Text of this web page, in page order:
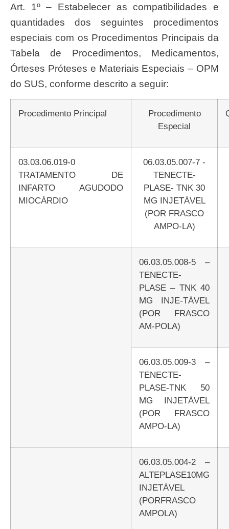
Art. 1º – Estabelecer as compatibilidades e
quantidades dos seguintes procedimentos
especiais com os Procedimentos Principais da
Tabela de Procedimentos, Medicamentos,
Órteses Próteses e Materiais Especiais – OPM
do SUS, conforme descrito a seguir:
Procedimento Principal
Procedimento
Especial
03.03.06.019-0
TRATAMENTO DE
INFARTO AGUDODO
MIOCÁRDIO
06.03.05.007-7 -
TENECTE-
PLASE- TNK 30
MG INJETÁVEL
(POR FRASCO
AMPO-LA)
06.03.05.008-5 –
TENECTE-
PLASE – TNK 40
MG INJE-TÁVEL
(POR FRASCO
AM-POLA)
06.03.05.009-3 –
TENECTE-
PLASE-TNK 50
MG INJETÁVEL
(POR FRASCO
AMPO-LA)
06.03.05.004-2 –
ALTEPLASE10MG
INJETÁVEL
(PORFRASCO
AMPOLA)